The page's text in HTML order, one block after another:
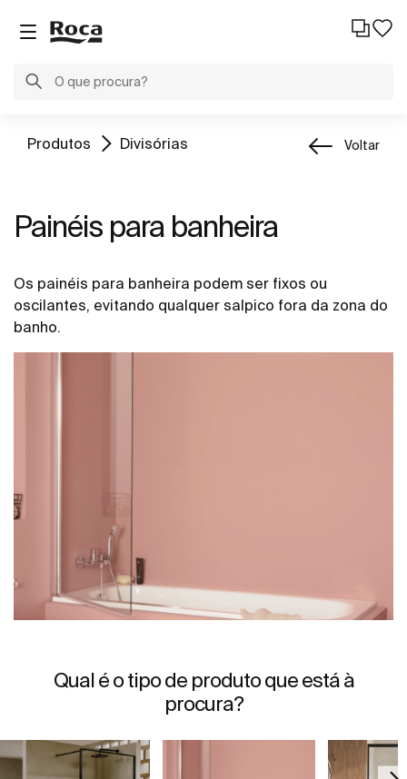
Produtos Divisórias Voltar
Painéis para banheira
Os painéis para banheira podem ser fixos ou
oscilantes, evitando qualquer salpico fora da zona do
banho.
Qual é o tipo de produto que está à
procura?